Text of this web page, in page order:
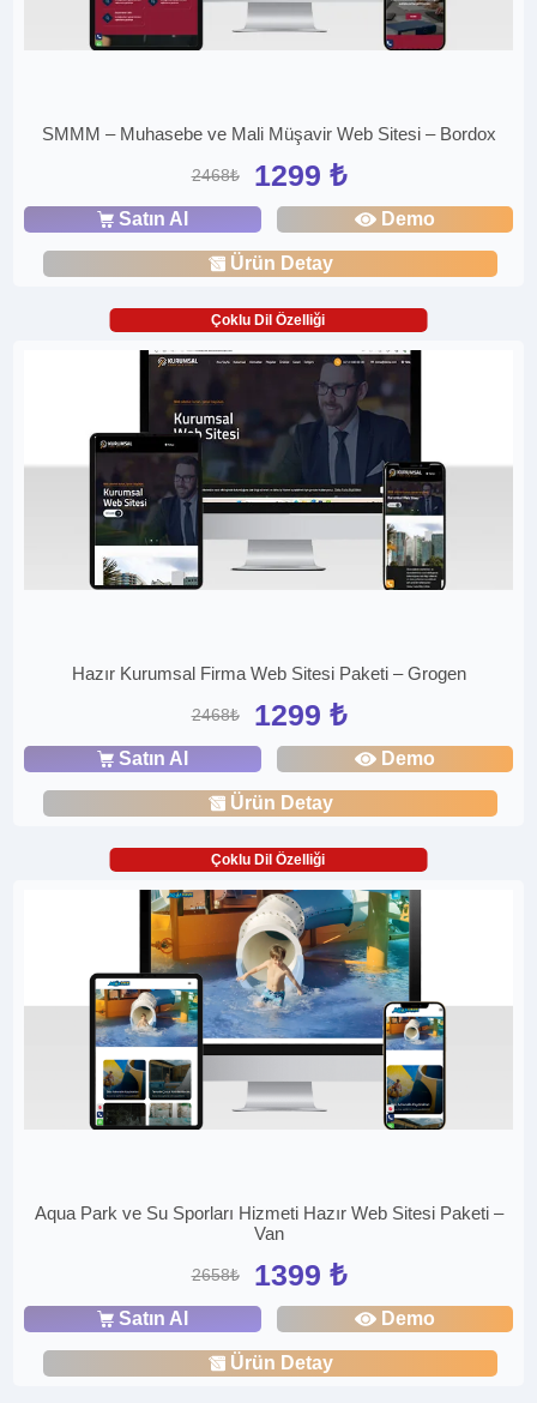
SMMM – Muhasebe ve Mali Müşavir Web Sitesi – Bordox
2468₺ 1299 ₺
Satın Al Demo
Ürün Detay
Çoklu Dil Özelliği
Hazır Kurumsal Firma Web Sitesi Paketi – Grogen
2468₺ 1299 ₺
Satın Al Demo
Ürün Detay
Çoklu Dil Özelliği
Aqua Park ve Su Sporları Hizmeti Hazır Web Sitesi Paketi –
Van
2658₺ 1399 ₺
Satın Al Demo
Ürün Detay